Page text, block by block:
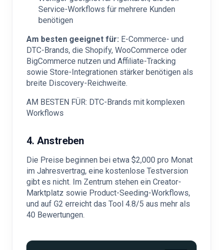
Service-Workflows für mehrere Kunden
benötigen
Am besten geeignet für: E-Commerce- und
DTC-Brands, die Shopify, WooCommerce oder
BigCommerce nutzen und Affiliate-Tracking
sowie Store-Integrationen stärker benötigen als
breite Discovery-Reichweite.
AM BESTEN FÜR: DTC-Brands mit komplexen
Workflows
4. Anstreben
Die Preise beginnen bei etwa $2,000 pro Monat
im Jahresvertrag, eine kostenlose Testversion
gibt es nicht. Im Zentrum stehen ein Creator-
Marktplatz sowie Product-Seeding-Workflows,
und auf G2 erreicht das Tool 4.8/5 aus mehr als
40 Bewertungen.